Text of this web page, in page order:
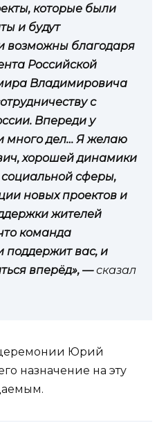
которые были
и будут
возможны благодаря
Российской
Владимировича
с
Впереди у
много дел… Я желаю
хорошей динамики
сферы,
новых проектов и
жителей
команда
поддержит вас, и
вперёд», —сказал
Юрий
назначение на эту